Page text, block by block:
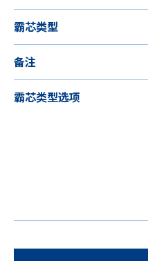
霸芯类型
备注
霸芯类型选项